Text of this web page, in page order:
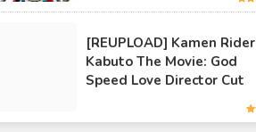
BD
Ultraman Cosmos
Ultraman Decker
Ultraman Gaia
[REUPLOAD] Kamen Rider
Kabuto The Movie: God
Speed Love Director Cut